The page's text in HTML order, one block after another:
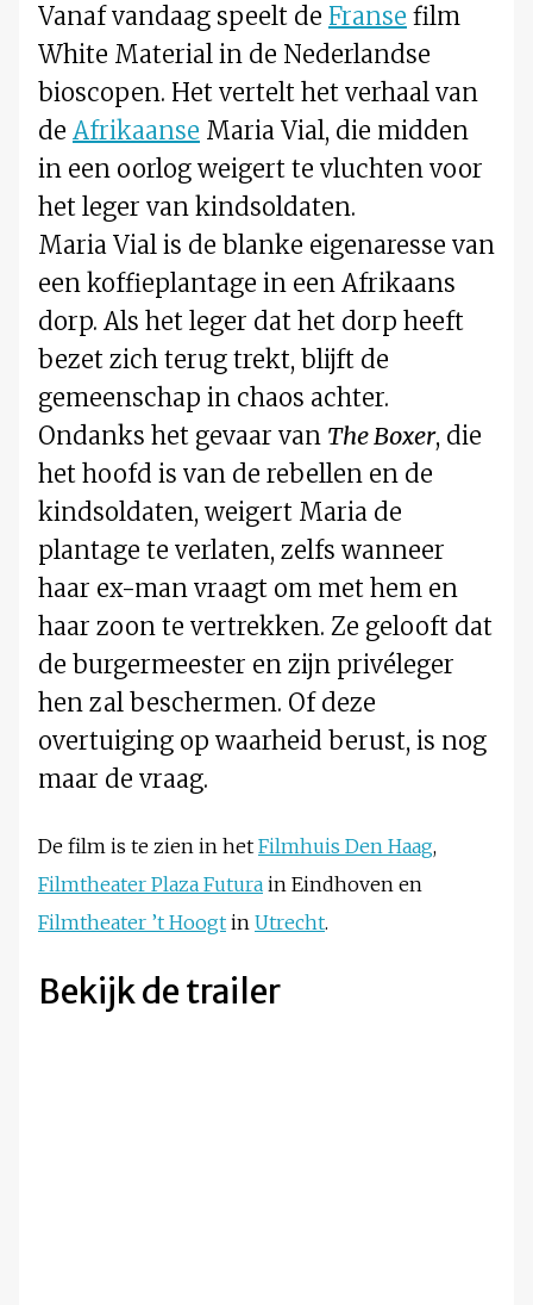
Vanaf vandaag speelt de Franse film
White Material in de Nederlandse
bioscopen. Het vertelt het verhaal van
de Afrikaanse Maria Vial, die midden
in een oorlog weigert te vluchten voor
het leger van kindsoldaten.
Maria Vial is de blanke eigenaresse van
een koffieplantage in een Afrikaans
dorp. Als het leger dat het dorp heeft
bezet zich terug trekt, blijft de
gemeenschap in chaos achter.
Ondanks het gevaar van The Boxer, die
het hoofd is van de rebellen en de
kindsoldaten, weigert Maria de
plantage te verlaten, zelfs wanneer
haar ex-man vraagt om met hem en
haar zoon te vertrekken. Ze gelooft dat
de burgermeester en zijn privéleger
hen zal beschermen. Of deze
overtuiging op waarheid berust, is nog
maar de vraag.
De film is te zien in het Filmhuis Den Haag,
Filmtheater Plaza Futura in Eindhoven en
Filmtheater ’t Hoogt in Utrecht.
Bekijk de trailer